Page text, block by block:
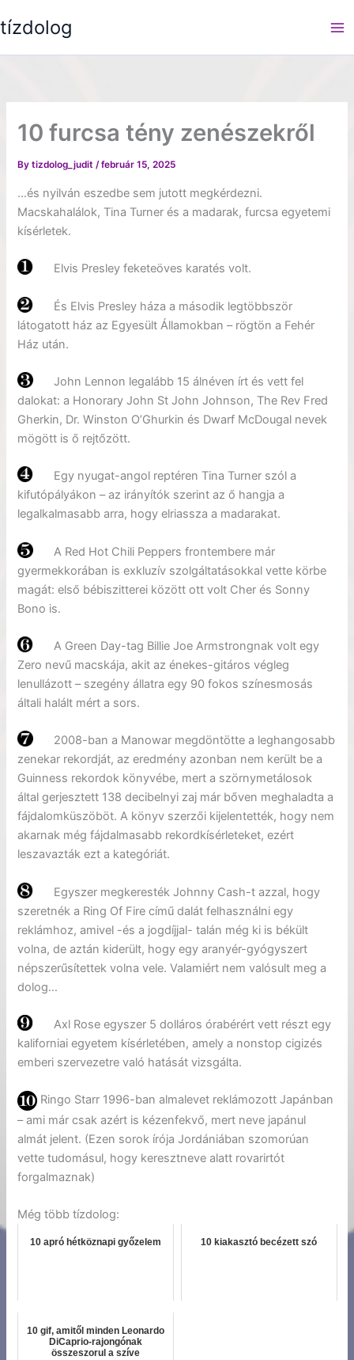
to
tízdolog
10 furcsa tény zenészekről
Bytizdolog_judit/február 15, 2025
…és nyilván eszedbe sem jutott megkérdezni.
Macskahalálok, Tina Turner és a madarak, furcsa egyetemi
kísérletek.
Elvis Presley feketeöves karatés volt.
És Elvis Presley háza a második legtöbbször
látogatott ház az Egyesült Államokban – rögtön a Fehér
Ház után.
John Lennon legalább 15 álnéven írt és vett fel
dalokat: a Honorary John St John Johnson, The Rev Fred
Gherkin, Dr. Winston O’Ghurkin és Dwarf McDougal nevek
mögött is ő rejtőzött.
Egy nyugat-angol reptéren Tina Turner szól a
kifutópályákon – az irányítók szerint az ő hangja a
legalkalmasabb arra, hogy elriassza a madarakat.
A Red Hot Chili Peppers frontembere már
gyermekkorában is exkluzív szolgáltatásokkal vette körbe
magát: első bébiszitterei között ott volt Cher és Sonny
Bono is.
A Green Day-tag Billie Joe Armstrongnak volt egy
Zero nevű macskája, akit az énekes-gitáros végleg
lenullázott – szegény állatra egy 90 fokos színesmosás
általi halált mért a sors.
2008-ban a Manowar megdöntötte a leghangosabb
zenekar rekordját, az eredmény azonban nem került be a
Guinness rekordok könyvébe, mert a szörnymetálosok
által gerjesztett 138 decibelnyi zaj már bőven meghaladta a
fájdalomküszöböt. A könyv szerzői kijelentették, hogy nem
akarnak még fájdalmasabb rekordkísérleteket, ezért
leszavazták ezt a kategóriát.
Egyszer megkeresték Johnny Cash-t azzal, hogy
szeretnék a Ring Of Fire című dalát felhasználni egy
reklámhoz, amivel -és a jogdíjjal- talán még ki is békült
volna, de aztán kiderült, hogy egy aranyér-gyógyszert
népszerűsítettek volna vele. Valamiért nem valósult meg a
dolog…
Axl Rose egyszer 5 dolláros órabérért vett részt egy
kaliforniai egyetem kísérletében, amely a nonstop cigizés
emberi szervezetre való hatását vizsgálta.
Ringo Starr 1996-ban almalevet reklámozott Japánban
– ami már csak azért is kézenfekvő, mert neve japánul
almát jelent. (Ezen sorok írója Jordániában szomorúan
vette tudomásul, hogy keresztneve alatt rovarirtót
forgalmaznak)
Még több tízdolog:
10 apró hétköznapi győzelem 10 kiakasztó becézett szó
10 gif, amitől minden Leonardo
DiCaprio-rajongónak
összeszorul a szíve